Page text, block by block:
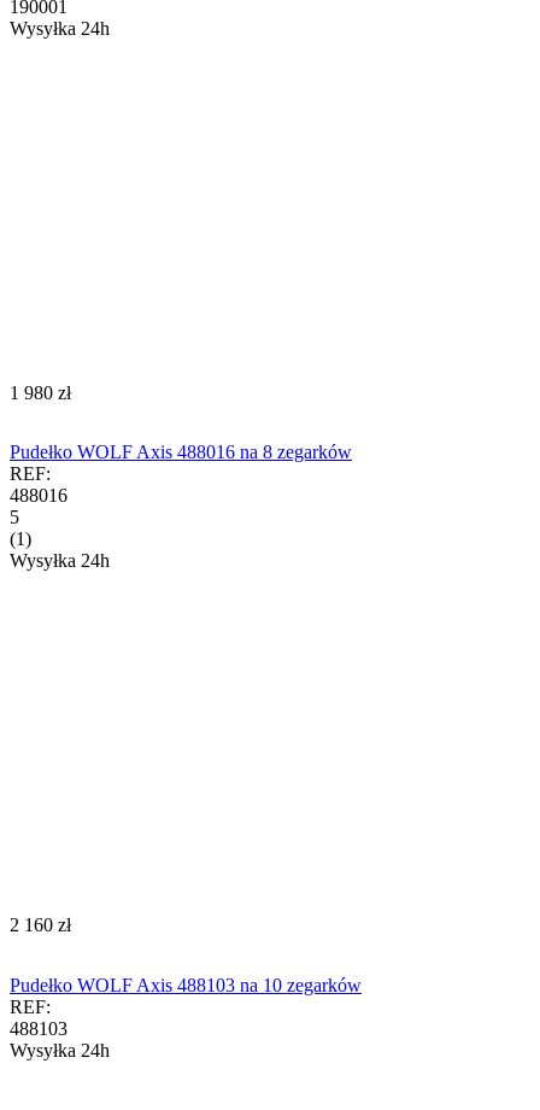
190001
Wysyłka 24h
‍1 980‍ zł
Pudełko WOLF Axis 488016 na 8 zegarków
REF:
488016
5
(1)
Wysyłka 24h
‍2 160‍ zł
Pudełko WOLF Axis 488103 na 10 zegarków
REF:
488103
Wysyłka 24h